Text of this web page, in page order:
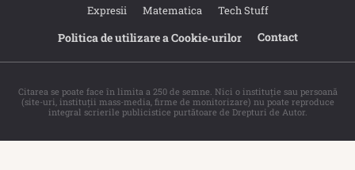
Expresii
Matematica Tech Stuff
Politica de utilizare a Cookie‐urilor Contact
Citarea se poate face în limita a 250 de semne. Nici o instituţie sau persoană
(site-uri, instituţii mass-media, firme de monitorizare) nu poate reproduce
integral scrierile publicistice purtătoare de Drepturi de Autor.